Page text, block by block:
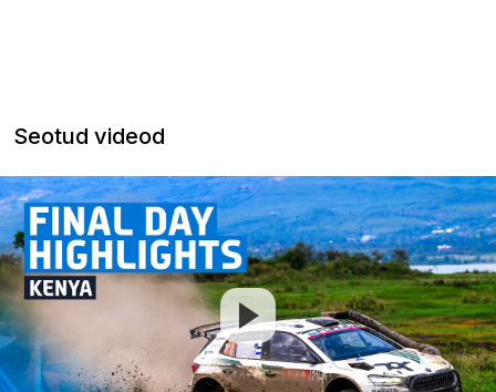
Seotud videod